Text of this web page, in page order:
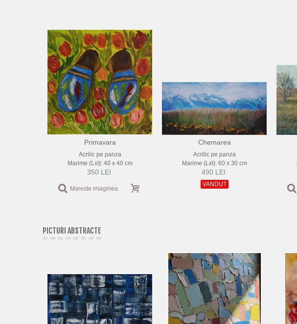
Primavara
Acrilic pe panza
Marime (LxI): 40 x 40 cm
350 LEI
Mareste imaginea
Chemarea
Acrilic pe panza
Marime (LxI): 60 x 30 cm
490 LEI
VANDUT
PICTURI ABSTRACTE